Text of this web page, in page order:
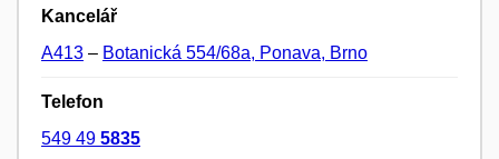
Kancelář
A413 – Botanická 554/68a, Ponava, Brno
Telefon
549 49 5835